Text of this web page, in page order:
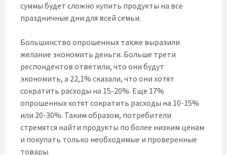
суммы будет сложно купить продукты на все
праздничные дни для всей семьи.
Большинство опрошенных также выразили
желание экономить деньги. Больше трети
респондентов ответили, что они будут
экономить, а 22,1% сказали, что они хотят
сократить расходы на 15-20%. Еще 17%
опрошенных хотят сократить расходы на 10-15%
или 20-30%. Таким образом, потребители
стремятся найти продукты по более низким ценам
и покупать только необходимые и проверенные
товары.